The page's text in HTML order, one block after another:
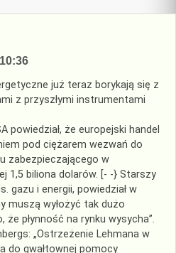
już teraz borykają się z
z przyszłymi instrumentami
powiedział, że europejski handel
pod ciężarem wezwań do
zabezpieczającego w
1,5 biliona dolarów. [- -} Starszy
gazu i energii, powiedział w
muszą wyłożyć tak dużo
że płynność na rynku wysycha”.
„Ostrzeżenie Lehmana w
do gwałtownej pomocy